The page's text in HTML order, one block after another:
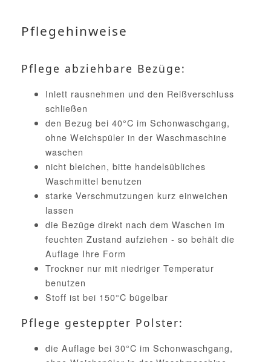
Pflegehinweise
Pflege abziehbare Bezüge:
Inlett rausnehmen und den Reißverschluss
schließen
den Bezug bei 40°C im Schonwaschgang,
ohne Weichspüler in der Waschmaschine
waschen
nicht bleichen, bitte handelsübliches
Waschmittel benutzen
starke Verschmutzungen kurz einweichen
lassen
die Bezüge direkt nach dem Waschen im
feuchten Zustand aufziehen - so behält die
Auflage Ihre Form
Trockner nur mit niedriger Temperatur
benutzen
Stoff ist bei 150°C bügelbar
Pflege gesteppter Polster:
die Auflage bei 30°C im Schonwaschgang,